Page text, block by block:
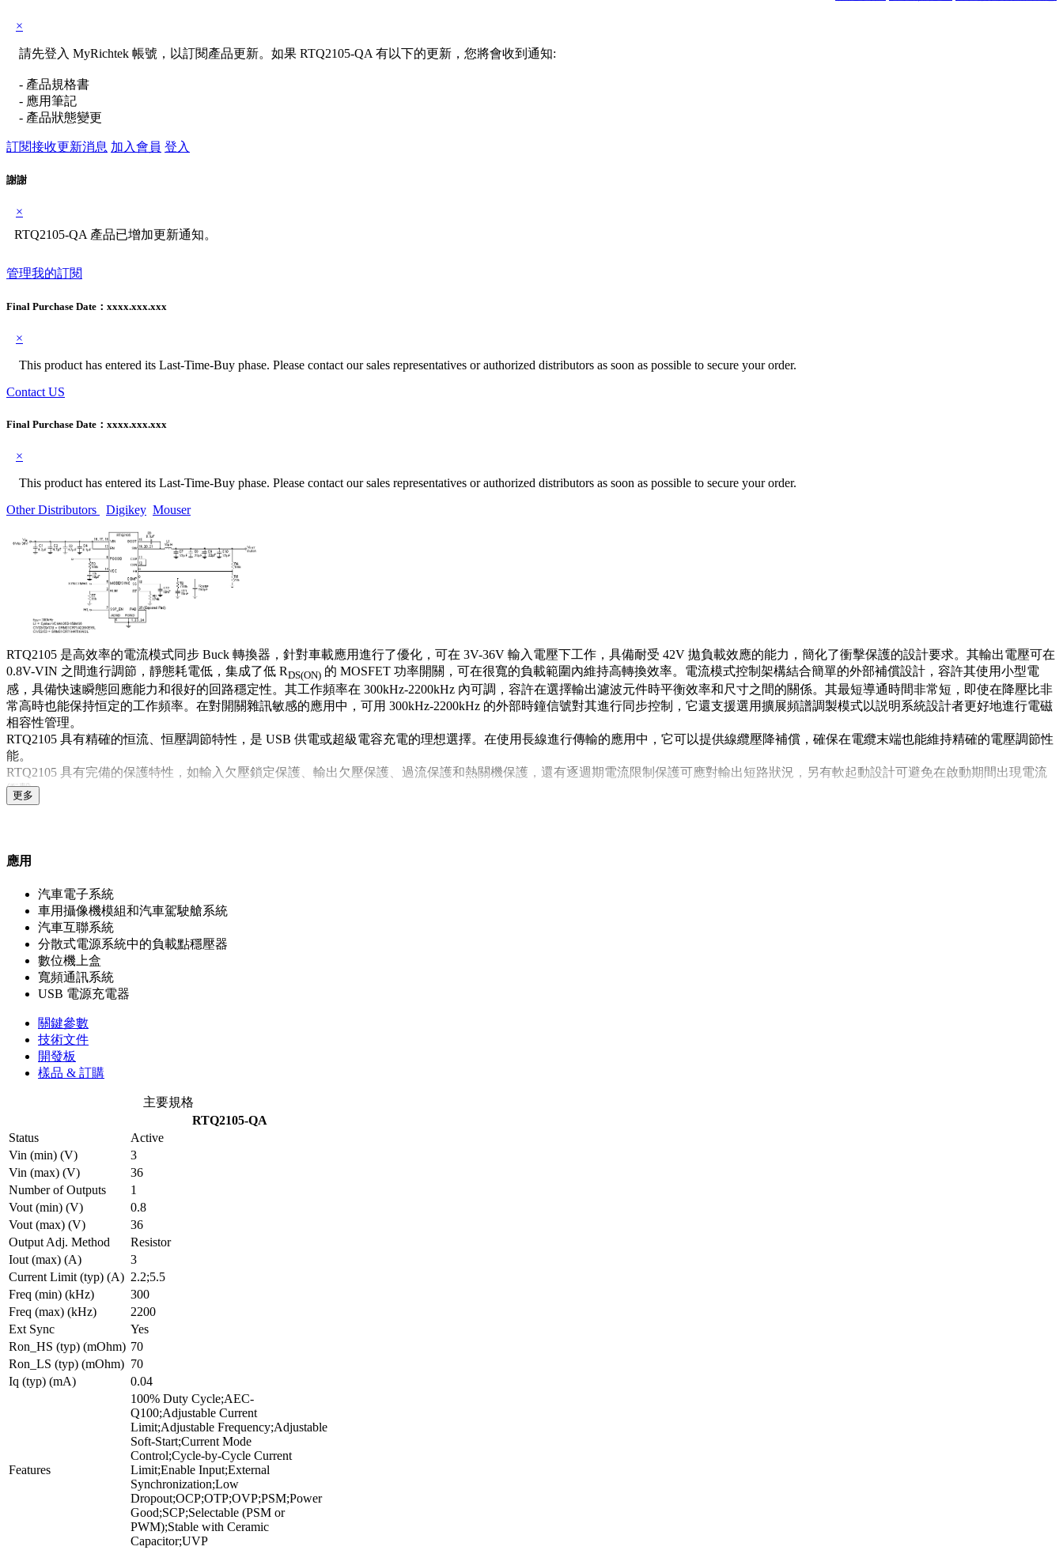
×
請先登入 MyRichtek 帳號，以訂閱產品更新。如果 RTQ2105-QA 有以下的更新，您將會收到通知:
- 產品規格書
- 應用筆記
- 產品狀態變更
訂閱接收更新消息 加入會員 登入
謝謝
×
RTQ2105-QA 產品已增加更新通知。
管理我的訂閱
Final Purchase Date： xxxx.xxx.xxx
×
This product has entered its Last-Time-Buy phase. Please contact our sales representatives or authorized distributors as soon as possible to secure your order.
Contact US
Final Purchase Date： xxxx.xxx.xxx
×
This product has entered its Last-Time-Buy phase. Please contact our sales representatives or authorized distributors as soon as possible to secure your order.
Other Distributors
Digikey Mouser
RTQ2105 是高效率的電流模式同步 Buck 轉換器，針對車載應用進行了優化，可在 3V-36V 輸入電壓下工作，具備耐受 42V 拋負載效應的能力，簡化了衝擊保護的設計要求。其輸出電壓可在
0.8V-VIN 之間進行調節，靜態耗電低，集成了低 RDS(ON) 的 MOSFET 功率開關，可在很寬的負載範圍內維持高轉換效率。電流模式控制架構結合簡單的外部補償設計，容許其使用小型電
感，具備快速瞬態回應能力和很好的回路穩定性。其工作頻率在 300kHz-2200kHz 內可調，容許在選擇輸出濾波元件時平衡效率和尺寸之間的關係。其最短導通時間非常短，即使在降壓比非
常高時也能保持恒定的工作頻率。在對開關雜訊敏感的應用中，可用 300kHz-2200kHz 的外部時鐘信號對其進行同步控制，它還支援選用擴展頻譜調製模式以説明系統設計者更好地進行電磁
相容性管理。
RTQ2105 具有精確的恒流、恒壓調節特性，是 USB 供電或超級電容充電的理想選擇。在使用長線進行傳輸的應用中，它可以提供線纜壓降補償，確保在電纜末端也能維持精確的電壓調節性
能。
RTQ2105 具有完備的保護特性，如輸入欠壓鎖定保護、輸出欠壓保護、過流保護和熱關機保護，還有逐週期電流限制保護可應對輸出短路狀況，另有軟起動設計可避免在啟動期間出現電流
衝擊。
RTQ2105 的封裝形式為 WET-WQFN-24SL 4x4。
更多
應用
汽車電子系統
車用攝像機模組和汽車駕駛艙系統
汽車互聯系統
分散式電源系統中的負載點穩壓器
數位機上盒
寬頻通訊系統
USB 電源充電器
關鍵參數
技術文件
開發板
樣品 & 訂購
主要規格
RTQ2105-QA
Status
Active
Vin (min) (V)
3
Vin (max) (V)
36
Number of Outputs
1
Vout (min) (V)
0.8
Vout (max) (V)
36
Output Adj. Method
Resistor
Iout (max) (A)
3
Current Limit (typ) (A) 2.2;5.5
Freq (min) (kHz)
300
Freq (max) (kHz)
2200
Ext Sync
Yes
Ron_HS (typ) (mOhm) 70
Ron_LS (typ) (mOhm) 70
Iq (typ) (mA)
0.04
Features
100% Duty Cycle;AEC-
Q100;Adjustable Current
Limit;Adjustable Frequency;Adjustable
Soft-Start;Current Mode
Control;Cycle-by-Cycle Current
Limit;Enable Input;External
Synchronization;Low
Dropout;OCP;OTP;OVP;PSM;Power
Good;SCP;Selectable (PSM or
PWM);Stable with Ceramic
Capacitor;UVP